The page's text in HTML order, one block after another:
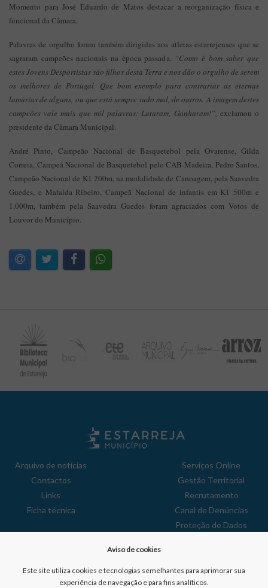
Momento para José Eduardo de Matos destacar a reorganização física e
funcional da Câmara.
Palavras de orgulho foram também dirigidas aos atletas estarrejenses que se
sagraram campeões nacionais na época passada. “Como é bom saber que
estes Jovens Desportistas são filhos desta Terra e nos dão o orgulho de serem
os melhores de Portugal. Que bom exemplo para contrariar as eternas
lamúrias de alguns, ou que está sempre tudo mal, de outros. A imagem destes
campeões vale mais que mil palavras: Lutaram, Ganharam!”, exclamou o
presidente da Câmara Municipal.
André Pinto, Campeão Nacional de Basquetebol pela Ovarense, Gilda
Correia, Campeã Nacional de Basquetebol pelo CAB-Madeira, Pedro Santos,
Campeão Nacional de K1 200m, na modalidade de Canoagem, pela Saavedra
Guedes, e Mafalda Ribeiro, Campeã Nacional de infantis em K1 500m e
1.000m, também pela Saavedra Guedes foram agraciados com Votos de
Louvor do Município.
Arquivo de notícias
Contactos
Links
Ficha técnica
Serviços Online
Gestão Territorial
Recrutamento
Canal de Denúncias
Proteção de Dados
Reclamações
Aviso de cookies
Este site utiliza cookies e tecnologias semelhantes para aprimorar sua
experiência de navegação e para fins analíticos.